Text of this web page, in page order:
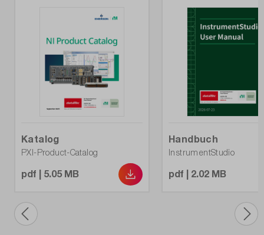
Katalog
PXI-Product-Catalog
pdf | 5.05 MB
Handbuch
InstrumentStudio
pdf | 2.02 MB